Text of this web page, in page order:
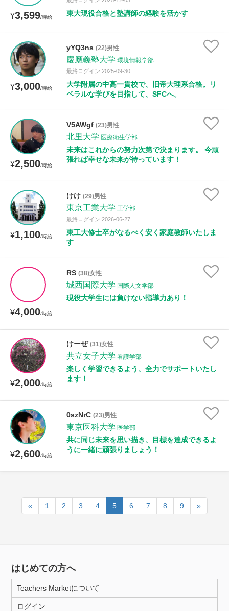
¥3,599/時給 東大現役合格と塾講師の経験を活かす
¥3,000/時給
yYQ3ns (22)男性
慶應義塾大学 環境情報学部
最終ログイン:2025-09-30
大学附属の中高一貫校で、旧帝大理系合格。リ
ベラルな学びを目指して、SFCへ。
¥2,500/時給
V5AWgf (23)男性
北里大学 医療衛生学部
未来はこれからの努力次第で決まります。 今頑
張れば幸せな未来が待っています！
¥1,100/時給
けけ (29)男性
東京工業大学 工学部
最終ログイン:2026-06-27
東工大修士卒がなるべく安く家庭教師いたしま
す
¥4,000/時給
RS (38)女性
城西国際大学 国際人文学部
現役大学生には負けない指導力あり！
¥2,000/時給
けーぜ (31)女性
共立女子大学 看護学部
楽しく学習できるよう、全力でサポートいたし
ます！
¥2,600/時給
0szNrC (23)男性
東京医科大学 医学部
共に同じ未来を思い描き、目標を達成できるよ
うに一緒に頑張りましょう！
« 1 2 3 4 5 6 7 8 9 »
はじめての方へ
Teachers Marketについて
ログイン